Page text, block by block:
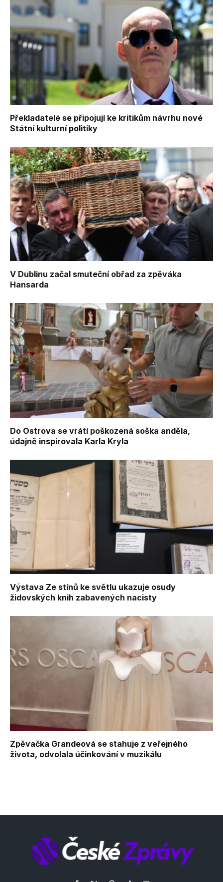
Překladatelé se připojují ke kritikům návrhu nové
Státní kulturní politiky
V Dublinu začal smuteční obřad za zpěváka
Hansarda
Do Ostrova se vrátí poškozená soška anděla,
údajně inspirovala Karla Kryla
Výstava Ze stínů ke světlu ukazuje osudy
židovských knih zabavených nacisty
Zpěvačka Grandeová se stahuje z veřejného
života, odvolala účinkování v muzikálu